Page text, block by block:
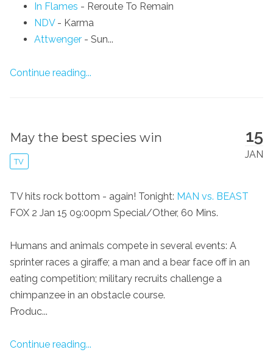
In Flames - Reroute To Remain
NDV- Karma
Attwenger - Sun...
Continue reading...
15
JAN
May the best species win
TV
TV hits rock bottom - again! Tonight: MAN vs. BEAST
FOX 2 Jan 15 09:00pm Special/Other, 60 Mins.
Humans and animals compete in several events: A
sprinter races a giraffe; a man and a bear face off in an
eating competition; military recruits challenge a
chimpanzee in an obstacle course.
Produc...
Continue reading...